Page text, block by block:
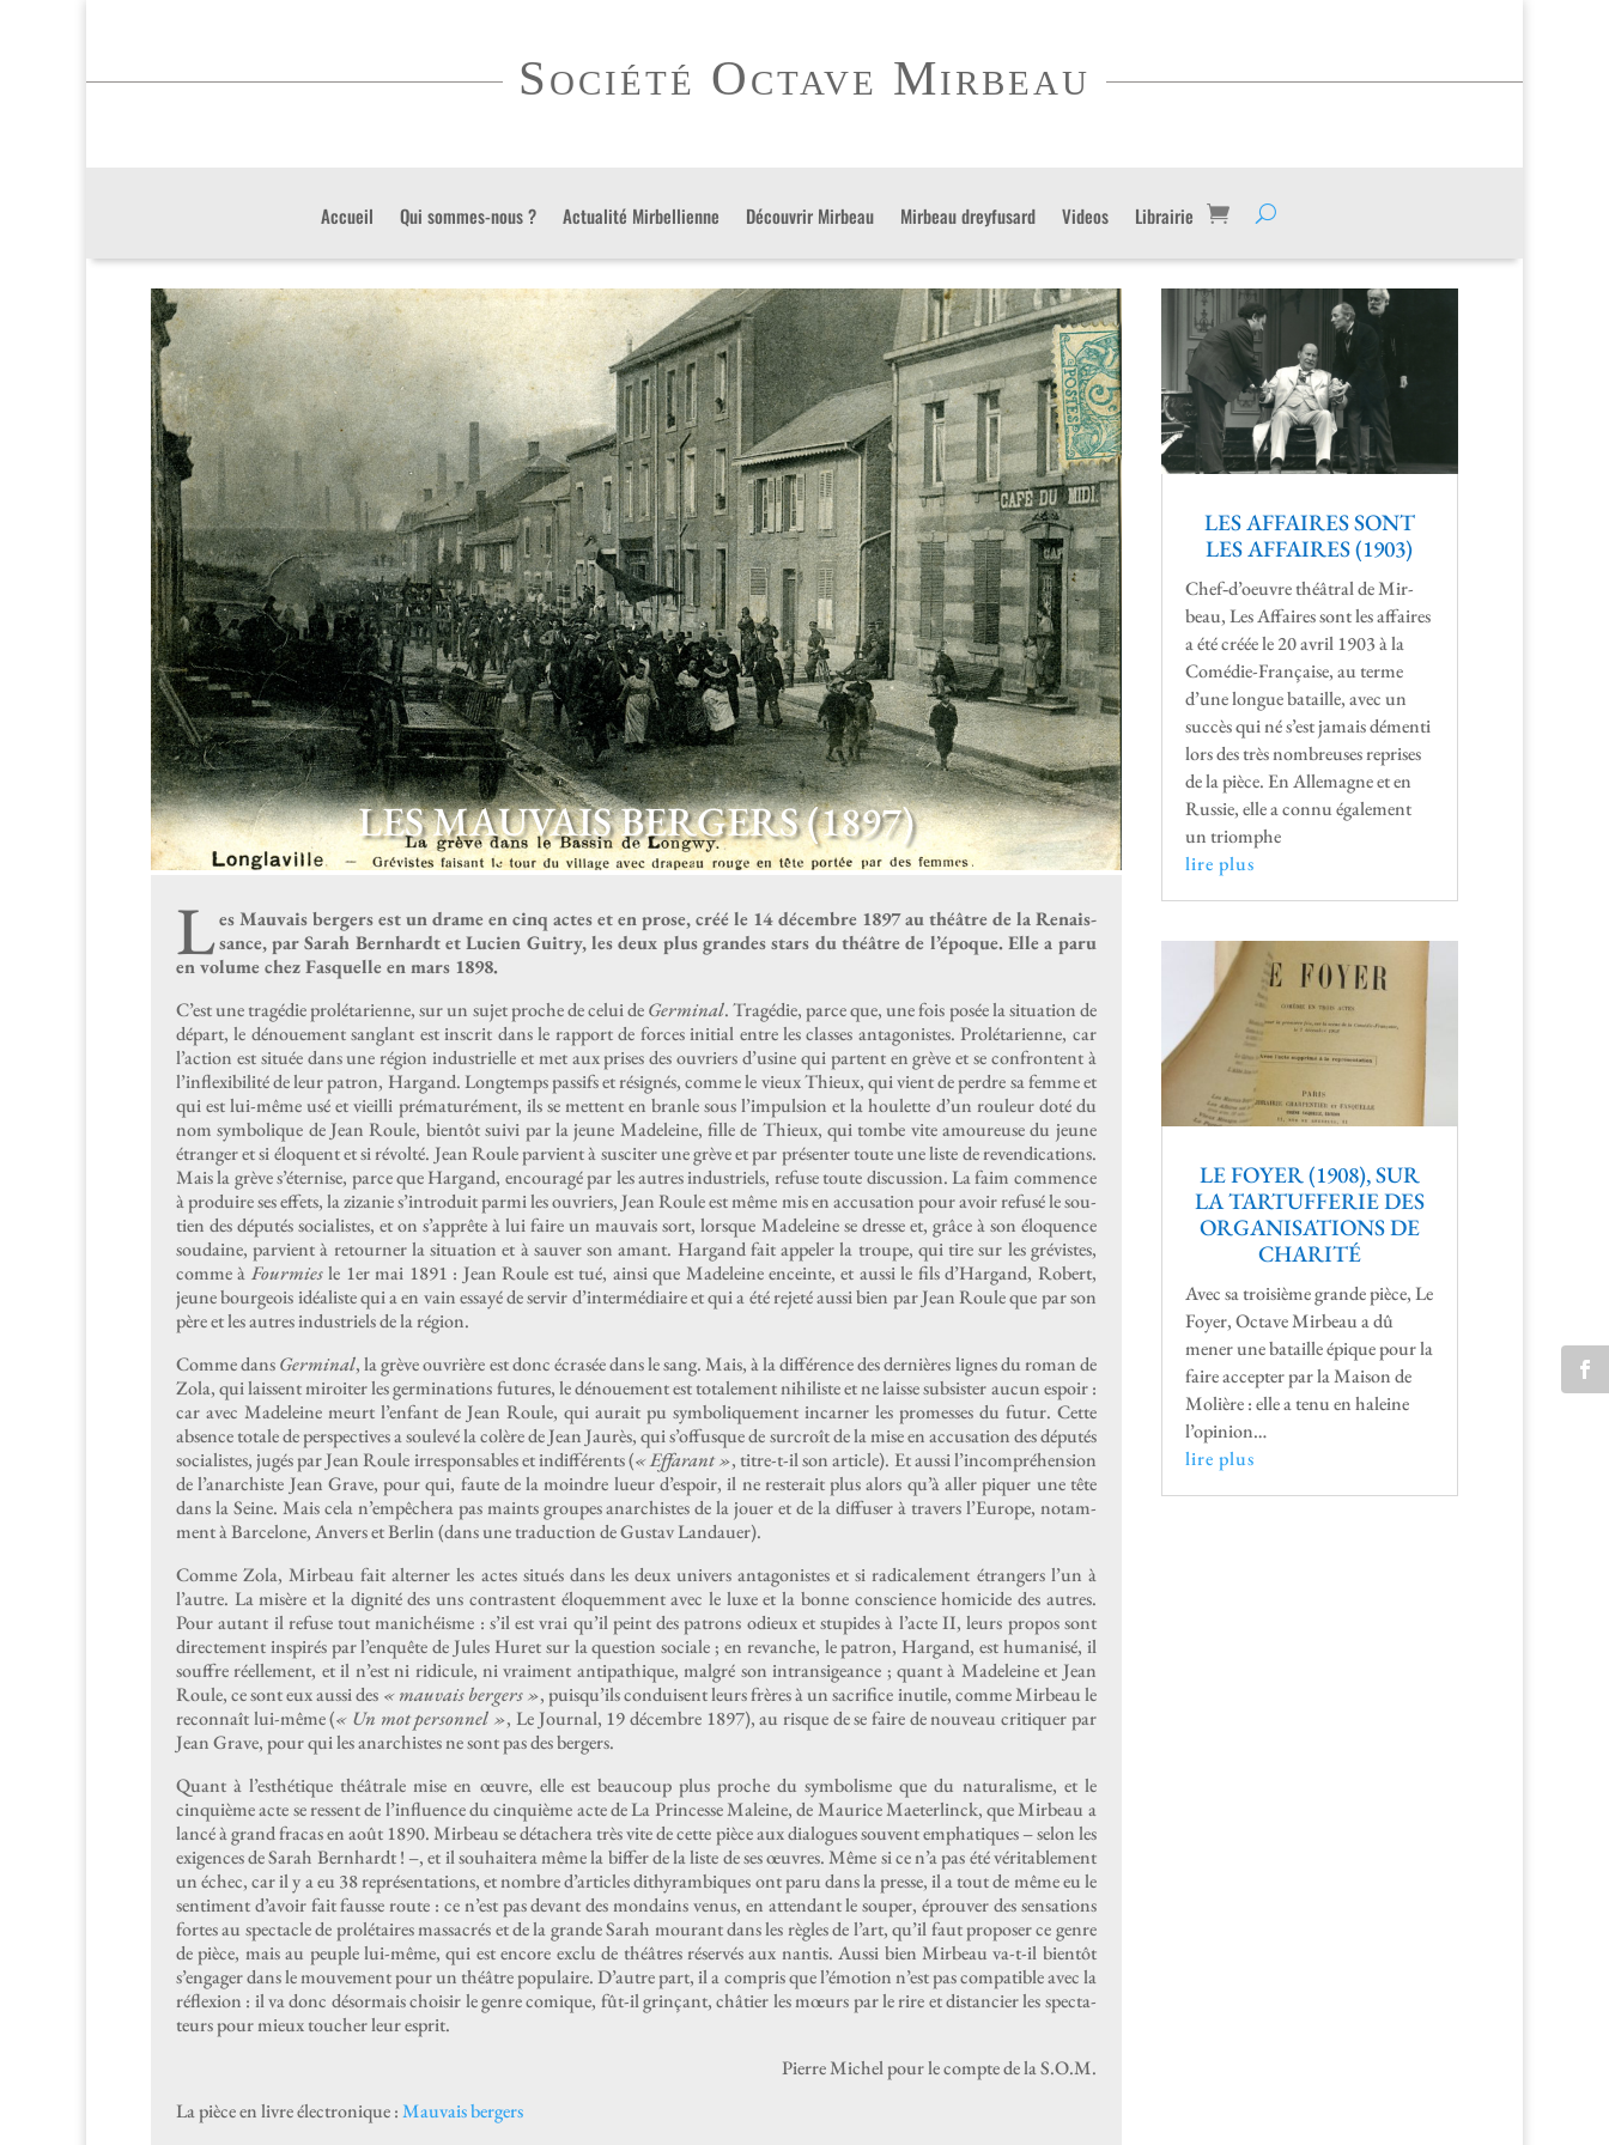
Société Octave Mirbeau
Accueil Qui sommes-nous ? Actualité Mirbellienne Découvrir Mirbeau Mirbeau dreyfusard Videos Librairie
LES MAUVAIS BERGERS (1897)
Les Mau­vais berg­ers est un drame en cinq actes et en prose, créé le 14 décem­bre 1897 au théâtre de la Renais­
sance, par Sarah Bern­hardt et Lucien Gui­t­ry, les deux plus grandes stars du théâtre de l’époque. Elle a paru
en vol­ume chez Fasquelle en mars 1898.
C’est une tragédie pro­lé­tari­enne, sur un sujet proche de celui deGer­mi­nal. Tragédie, parce que, une fois posée la sit­u­a­tion de
départ, le dénoue­ment sanglant est inscrit dans le rap­port de forces ini­tial entre les class­es antag­o­nistes. Pro­lé­tari­enne, car
l’action est située dans une région indus­trielle et met aux pris­es des ouvri­ers d’usine qui par­tent en grève et se con­fron­tent à
l’inflexibilité de leur patron, Har­gand. Longtemps pas­sifs et résignés, comme le vieux Thieux, qui vient de per­dre sa femme et
qui est lui-même usé et vieil­li pré­maturé­ment, ils se met­tent en bran­le sous l’impulsion et la houlette d’un rouleur doté du
nom sym­bol­ique de Jean Roule, bien­tôt suivi par la jeune Madeleine, fille de Thieux, qui tombe vite amoureuse du jeune
étranger et si élo­quent et si révolté. Jean Roule parvient à sus­citer une grève et par présen­ter toute une liste de reven­di­ca­tions.
Mais la grève s’éternise, parce que Har­gand, encour­agé par les autres indus­triels, refuse toute dis­cus­sion. La faim com­mence
à pro­duire ses effets, la zizanie s’introduit par­mi les ouvri­ers, Jean Roule est même mis en accu­sa­tion pour avoir refusé le sou­
tien des députés social­istes, et on s’apprête à lui faire un mau­vais sort, lorsque Madeleine se dresse et, grâce à son élo­quence
soudaine, parvient à retourn­er la sit­u­a­tion et à sauver son amant. Har­gand fait appel­er la troupe, qui tire sur les grévistes,
comme à Four­miesle 1er mai 1891 : Jean Roule est tué, ain­si que Madeleine enceinte, et aus­si le fils d’Hargand, Robert,
jeune bour­geois idéal­iste qui a en vain essayé de servir d’intermédiaire et qui a été rejeté aus­si bien par Jean Roule que par son
père et les autres indus­triels de la région.
Comme dansGer­mi­nal, la grève ouvrière est donc écrasée dans le sang. Mais, à la dif­férence des dernières lignes du roman de
Zola, qui lais­sent miroi­ter les ger­mi­na­tions futures, le dénoue­ment est totale­ment nihiliste et ne laisse sub­sis­ter aucun espoir :
car avec Madeleine meurt l’en­fant de Jean Roule, qui aurait pu sym­bol­ique­ment incar­n­er les promess­es du futur. Cette
absence totale de per­spec­tives a soulevé la colère de Jean Jau­rès, qui s’offusque de sur­croît de la mise en accu­sa­tion des députés
social­istes, jugés par Jean Roule irre­spon­s­ables et indif­férents (« Effarant », titre-t-il son arti­cle). Et aus­si l’in­com­préhen­sion
de l’a­n­ar­chiste Jean Grave, pour qui, faute de la moin­dre lueur d’espoir, il ne resterait plus alors qu’à aller piquer une tête
dans la Seine. Mais cela n’empêchera pas maints groupes anar­chistes de la jouer et de la dif­fuser à tra­vers l’Europe, notam­
ment à Barcelone, Anvers et Berlin (dans une tra­duc­tion de Gus­tav Landauer).
Comme Zola, Mir­beau fait altern­er les actes situés dans les deux univers antag­o­nistes et si rad­i­cale­ment étrangers l’un à
l’autre. La mis­ère et la dig­nité des uns con­trastent élo­quem­ment avec le luxe et la bonne con­science homi­cide des autres.
Pour autant il refuse tout manichéisme : s’il est vrai qu’il peint des patrons odieux et stu­pides à l’acte II, leurs pro­pos sont
directe­ment inspirés par l’enquête de Jules Huret sur la ques­tion sociale ; en revanche, le patron, Har­gand, est human­isé, il
souf­fre réelle­ment, et il n’est ni ridicule, ni vrai­ment antipathique, mal­gré son intran­sigeance ; quant à Madeleine et Jean
Roule, ce sont eux aus­si des « mau­vais berg­ers », puisqu’ils con­duisent leurs frères à un sac­ri­fice inutile, comme Mir­beau le
recon­naît lui-même (« Un mot per­son­nel », Le Jour­nal, 19 décem­bre 1897), au risque de se faire de nou­veau cri­ti­quer par
Jean Grave, pour qui les anar­chistes ne sont pas des bergers.
Quant à l’esthé­tique théâ­trale mise en œuvre, elle est beau­coup plus proche du sym­bol­isme que du nat­u­ral­isme, et le
cinquième acte se ressent de l’in­flu­ence du cinquième acte de La Princesse Maleine, de Mau­rice Maeter­linck, que Mir­beau a
lancé à grand fra­cas en août 1890. Mir­beau se détachera très vite de cette pièce aux dia­logues sou­vent empha­tiques – selon les
exi­gences de Sarah Bern­hardt ! –, et il souhait­era même la bif­fer de la liste de ses œuvres. Même si ce n’a pas été véri­ta­ble­ment
un échec, car il y a eu 38 représen­ta­tions, et nom­bre d’articles dithyra­m­biques ont paru dans la presse, il a tout de même eu le
sen­ti­ment d’avoir fait fausse route : ce n’est pas devant des mondains venus, en atten­dant le souper, éprou­ver des sen­sa­tions
fortes au spec­ta­cle de pro­lé­taires mas­sacrés et de la grande Sarah mourant dans les règles de l’art, qu’il faut pro­pos­er ce genre
de pièce, mais au peu­ple lui-même, qui est encore exclu de théâtres réservés aux nan­tis. Aus­si bien Mir­beau va-t-il bien­tôt
s’engager dans le mou­ve­ment pour un théâtre pop­u­laire. D’autre part, il a com­pris que l’émotion n’est pas com­pat­i­ble avec la
réflex­ion : il va donc désor­mais choisir le genre comique, fût-il grinçant, châti­er les mœurs par le rire et dis­tanci­er les spec­ta­
teurs pour mieux touch­er leur esprit.
Pierre Michel pour le compte de la S.O.M.
La pièce en livre élec­tron­ique :Mau­vais bergers
LES AFFAIRES SONT
LES AFFAIRES (1903)
Chef‑d’oeuvre théâ­tral de Mir­
beau, Les Affaires sont les affaires
a été créée le 20 avril 1903 à la
Comédie-Française, au terme
d’une longue bataille, avec un
suc­cès qui né s’est jamais démen­ti
lors des très nom­breuses repris­es
de la pièce. En Alle­magne et en
Russie, elle a con­nu égale­ment
un triomphe
lire plus
LE FOYER (1908), SUR
LA TARTUFFERIE DES
ORGANISATIONS DE
CHARITÉ
Avec sa troisième grande pièce, Le
Foy­er, Octave Mir­beau a dû
men­er une bataille épique pour la
faire accepter par la Mai­son de
Molière : elle a tenu en haleine
l’opinion…
lire plus